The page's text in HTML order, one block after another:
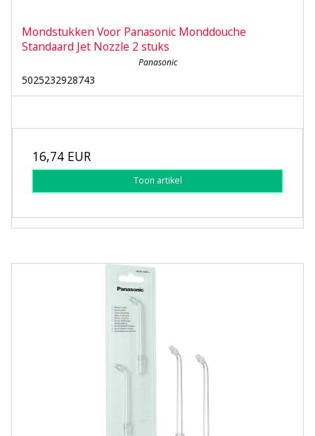
Mondstukken Voor Panasonic Monddouche
Standaard Jet Nozzle 2 stuks
Panasonic
5025232928743
16,74 EUR
Toon artikel